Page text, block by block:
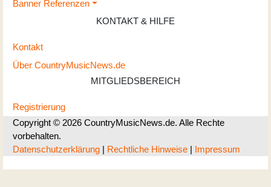
Banner Referenzen
KONTAKT & HILFE
Kontakt
Über CountryMusicNews.de
MITGLIEDSBEREICH
Registrierung
Copyright © 2026 CountryMusicNews.de. Alle Rechte
vorbehalten.
Datenschutzerklärung | Rechtliche Hinweise | Impressum